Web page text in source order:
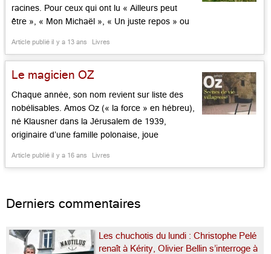
racines. Pour ceux qui ont lu « Ailleurs peut
être », « Mon Michaël », « Un juste repos » ou
un Israël s’interrogeant sur son destin -, ce livre
sera comme une retrouvaille. Et pour les […]...
Article publié il y a 13 ans Livres
Le magicien OZ
Chaque année, son nom revient sur liste des
nobélisables. Amos Oz (« la force » en hébreu),
né Klausner dans la Jérusalem de 1939,
originaire d’une famille polonaise, joue
d’Arad aux portes du désert. Il fut militant
Article publié il y a 16 ans Livres
Derniers commentaires
Les chuchotis du lundi : Christophe Pelé
renaît à Kérity, Olivier Bellin s’interroge à